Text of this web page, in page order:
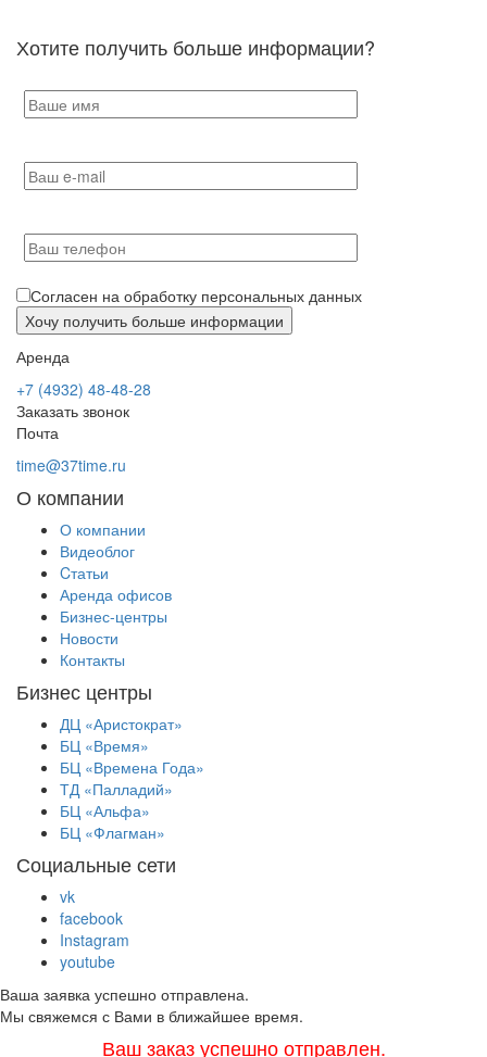
Хотите получить больше информации?
Согласен на обработку персональных данных
Аренда
+7 (4932) 48-48-28
Заказать звонок
Почта
time@37time.ru
О компании
О компании
Видеоблог
Cтатьи
Аренда офисов
Бизнес-центры
Новости
Контакты
Бизнес центры
ДЦ «Аристократ»
БЦ «Время»
БЦ «Времена Года»
ТД «Палладий»
БЦ «Альфа»
БЦ «Флагман»
Социальные сети
vk
facebook
Instagram
youtube
Ваша заявка успешно отправлена.
Мы свяжемся с Вами в ближайшее время.
Ваш заказ успешно отправлен.